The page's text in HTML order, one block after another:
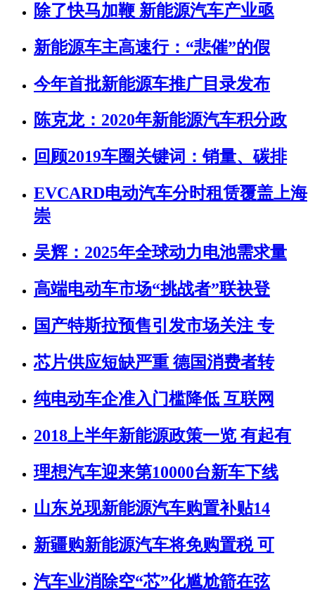
除了快马加鞭 新能源汽车产业亟
新能源车主高速行：“悲催”的假
今年首批新能源车推广目录发布
陈克龙：2020年新能源汽车积分政
回顾2019车圈关键词：销量、碳排
EVCARD电动汽车分时租赁覆盖上海
崇
吴辉：2025年全球动力电池需求量
高端电动车市场“挑战者”联袂登
国产特斯拉预售引发市场关注 专
芯片供应短缺严重 德国消费者转
纯电动车企准入门槛降低 互联网
2018上半年新能源政策一览 有起有
理想汽车迎来第10000台新车下线
山东兑现新能源汽车购置补贴14
新疆购新能源汽车将免购置税 可
汽车业消除空“芯”化尴尬箭在弦